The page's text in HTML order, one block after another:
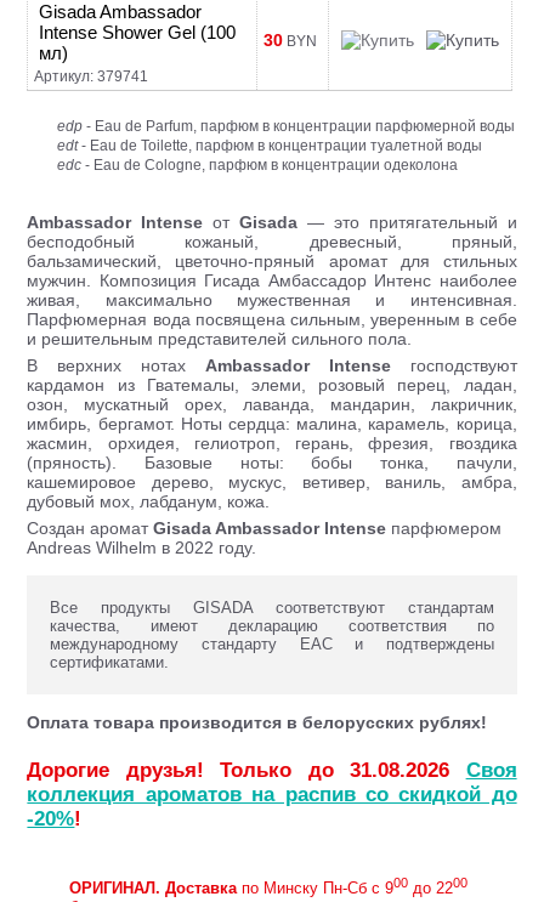
Gisada Ambassador
Intense Shower Gel (100
мл)
Артикул: 379741
30 BYN
edp - Eau de Parfum, парфюм в концентрации парфюмерной воды
edt- Eau de Toilette, парфюм в концентрации туалетной воды
edc - Eau de Cologne, парфюм в концентрации одеколона
Ambassador Intense отGisada — это притягательный и
бесподобный кожаный, древесный, пряный,
бальзамический, цветочно-пряный аромат для стильных
мужчин. Композиция Гисада Амбассадор Интенс наиболее
живая, максимально мужественная и интенсивная.
Парфюмерная вода посвящена сильным, уверенным в себе
и решительным представителей сильного пола.
В верхних нотах Ambassador Intenseгосподствуют
кардамон из Гватемалы, элеми, розовый перец, ладан,
озон, мускатный орех, лаванда, мандарин, лакричник,
имбирь, бергамот. Ноты сердца: малина, карамель, корица,
жасмин, орхидея, гелиотроп, герань, фрезия, гвоздика
(пряность). Базовые ноты: бобы тонка, пачули,
кашемировое дерево, мускус, ветивер, ваниль, амбра,
дубовый мох, лабданум, кожа.
Создан ароматGisada Ambassador Intense парфюмером
Andreas Wilhelm в 2022 году.
Все продукты GISADA соответствуют стандартам
качества, имеют декларацию соответствия по
международному стандарту ЕАС и подтверждены
сертификатами.
Оплата товара производится в белорусских рублях!
Дорогие друзья! Только до 31.08.2026 Своя
коллекция ароматов на распив со скидкой до
-20%!
ОРИГИНАЛ. Доставкапо Минску Пн-Сб с 900 до 2200